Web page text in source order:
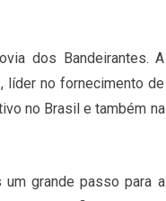
dos Bandeirantes. A
líder no fornecimento de
no Brasil e também na
um grande passo para a